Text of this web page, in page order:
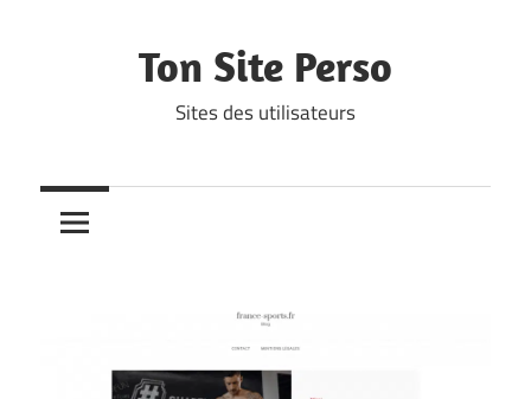
Ton Site Perso
Sites des utilisateurs